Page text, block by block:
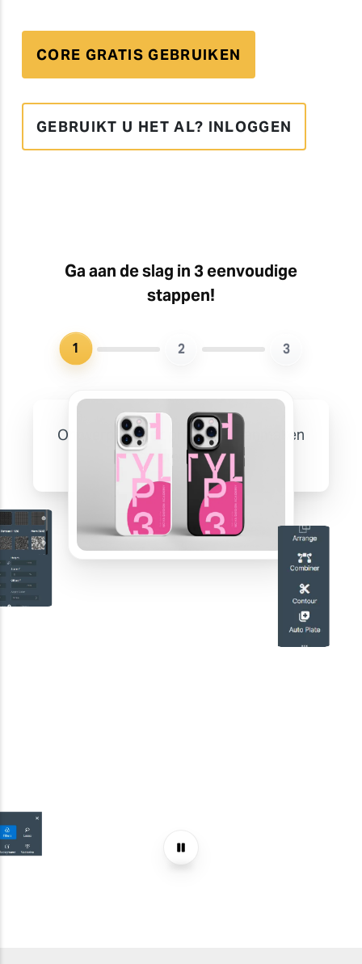
CORE GRATIS GEBRUIKEN
GEBRUIKT U HET AL? INLOGGEN
Ga aan de slag in 3 eenvoudige
stappen!
1 2 3
Ontwerpen voor productie aanmaken
en bewerken